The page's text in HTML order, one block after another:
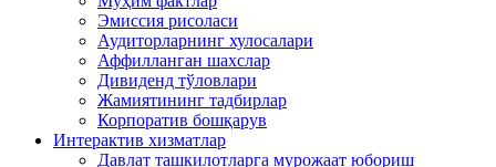
Эмиссия рисоласи
Аудиторларнинг хулосалари
Аффилланган шахслар
Дивиденд тўловлари
Жамиятининг тадбирлар
Корпоратив бошқарув
Интерактив хизматлар
Давлат ташкилотларга мурожаат юбориш